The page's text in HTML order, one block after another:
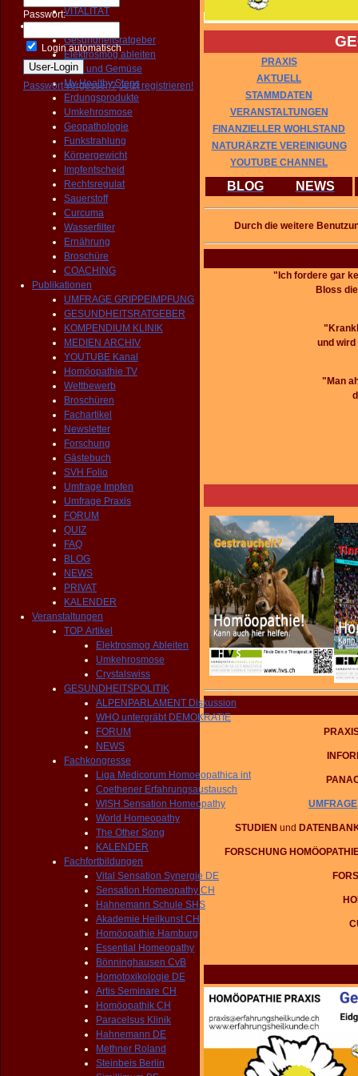
VITALITÄT
Prävention
Gesundheitsratgeber
Elektrosmog ableiten
Obst und Gemüse
My Healthy Steps
Erdungsprodukte
Umkehrosmose
Geopathologie
Funkstrahlung
Körpergewicht
Impfentscheid
Rechtsregulat
Sauerstoff
Curcuma
Wasserfilter
Ernährung
Broschüre
COACHING
Publikationen
UMFRAGE GRIPPEIMPFUNG
GESUNDHEITSRATGEBER
KOMPENDIUM KLINIK
MEDIEN ARCHIV
YOUTUBE Kanal
Homöopathie TV
Wettbewerb
Broschüren
Fachartikel
Newsletter
Forschung
Gästebuch
SVH Folio
Umfrage Impfen
Umfrage Praxis
FORUM
QUIZ
FAQ
BLOG
NEWS
PRIVAT
KALENDER
Veranstaltungen
TOP Artikel
Elektrosmog Ableiten
Umkehrosmose
Crystalswiss
GESUNDHEITSPOLITIK
ALPENPARLAMENT Diskussion
WHO untergräbt DEMOKRATIE
FORUM
NEWS
Fachkongresse
Liga Medicorum Homoeopathica int
Coethener Erfahrungsaustausch
WISH Sensation Homeopathy
World Homeopathy
The Other Song
KALENDER
Fachfortbildungen
Vital Sensation Synergie DE
Sensation Homeopathy CH
Hahnemann Schule SHS
Akademie Heilkunst CH
Homöopathie Hamburg
Essential Homeopathy
Bönninghausen CvB
Homotoxikologie DE
Artis Seminare CH
Homöopathik CH
Paracelsus Klinik
Hahnemann DE
Methner Roland
Steinbeis Berlin
Passwort:
Login automatisch
Passwort vergessen? Jetzt registrieren!
PRAXIS
AKTUELL
STAMMDATEN
VERANSTALTUNGEN
FINANZIELLER WOHLSTAND
NATURÄRZTE VEREINIGUNG
YOUTUBE CHANNEL
BLOG NEWS
Durch die weitere
"Ich fordere gar
Bloss
und
"Man
UMFRAGE
STUDIEN und
FORSCHUNG